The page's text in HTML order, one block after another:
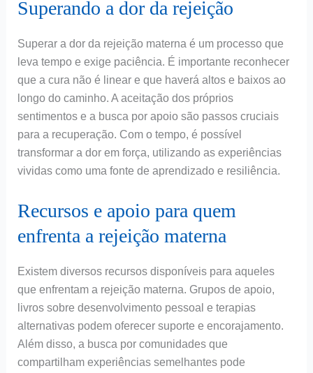
Superando a dor da rejeição
Superar a dor da rejeição materna é um processo que
leva tempo e exige paciência. É importante reconhecer
que a cura não é linear e que haverá altos e baixos ao
longo do caminho. A aceitação dos próprios
sentimentos e a busca por apoio são passos cruciais
para a recuperação. Com o tempo, é possível
transformar a dor em força, utilizando as experiências
vividas como uma fonte de aprendizado e resiliência.
Recursos e apoio para quem
enfrenta a rejeição materna
Existem diversos recursos disponíveis para aqueles
que enfrentam a rejeição materna. Grupos de apoio,
livros sobre desenvolvimento pessoal e terapias
alternativas podem oferecer suporte e encorajamento.
Além disso, a busca por comunidades que
compartilham experiências semelhantes pode